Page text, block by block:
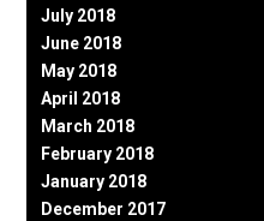
July 2018
June 2018
May 2018
April 2018
March 2018
February 2018
January 2018
December 2017